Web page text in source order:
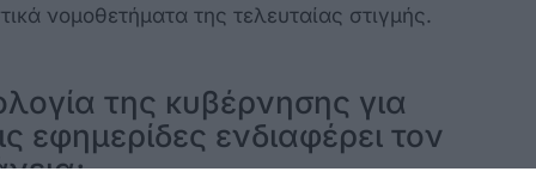
νομοθετήματα της τελευταίας στιγμής.
της κυβέρνησης για
εφημερίδες ενδιαφέρει τον